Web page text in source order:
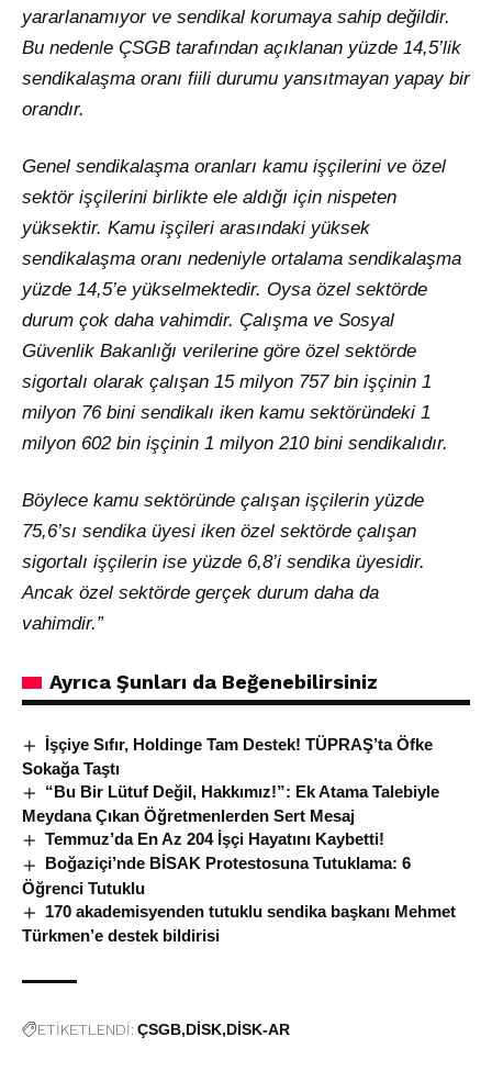
yararlanamıyor ve sendikal korumaya sahip değildir.
Bu nedenle ÇSGB tarafından açıklanan yüzde 14,5’lik
sendikalaşma oranı fiili durumu yansıtmayan yapay bir
orandır.
Genel sendikalaşma oranları kamu işçilerini ve özel
sektör işçilerini birlikte ele aldığı için nispeten
yüksektir. Kamu işçileri arasındaki yüksek
sendikalaşma oranı nedeniyle ortalama sendikalaşma
yüzde 14,5’e yükselmektedir. Oysa özel sektörde
durum çok daha vahimdir. Çalışma ve Sosyal
Güvenlik Bakanlığı verilerine göre özel sektörde
sigortalı olarak çalışan 15 milyon 757 bin işçinin 1
milyon 76 bini sendikalı iken kamu sektöründeki 1
milyon 602 bin işçinin 1 milyon 210 bini sendikalıdır.
Böylece kamu sektöründe çalışan işçilerin yüzde
75,6’sı sendika üyesi iken özel sektörde çalışan
sigortalı işçilerin ise yüzde 6,8’i sendika üyesidir.
Ancak özel sektörde gerçek durum daha da
vahimdir.”
Ayrıca Şunları da Beğenebilirsiniz
İşçiye Sıfır, Holdinge Tam Destek! TÜPRAŞ’ta Öfke
Sokağa Taştı
“Bu Bir Lütuf Değil, Hakkımız!”: Ek Atama Talebiyle
Meydana Çıkan Öğretmenlerden Sert Mesaj
Temmuz’da En Az 204 İşçi Hayatını Kaybetti!
Boğaziçi’nde BİSAK Protestosuna Tutuklama: 6
Öğrenci Tutuklu
170 akademisyenden tutuklu sendika başkanı Mehmet
Türkmen’e destek bildirisi
ETİKETLENDİ:ÇSGB DİSK DİSK-AR